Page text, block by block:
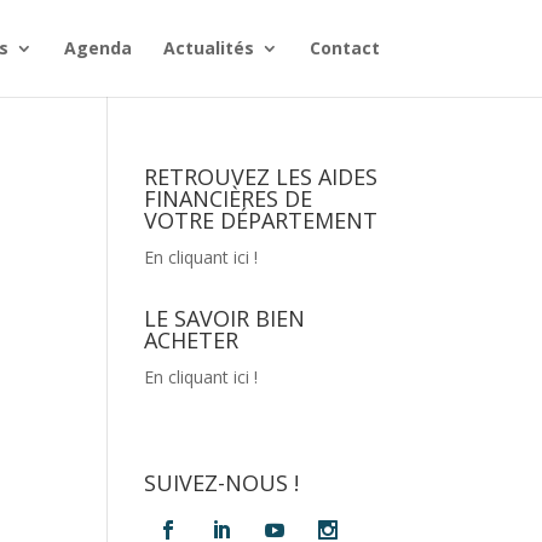
Agenda Actualités Contact
RETROUVEZ LES AIDES
FINANCIÈRES DE
VOTRE DÉPARTEMENT
En cliquant ici !
LE SAVOIR BIEN
ACHETER
En cliquant ici !
SUIVEZ-NOUS !